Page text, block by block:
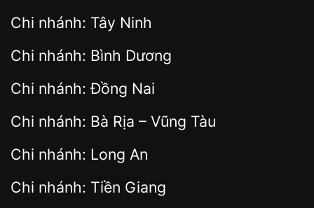
Chi nhánh: Tây Ninh
Chi nhánh: Bình Dương
Chi nhánh: Đồng Nai
Chi nhánh: Bà Rịa – Vũng Tàu
Chi nhánh: Long An
Chi nhánh: Tiền Giang